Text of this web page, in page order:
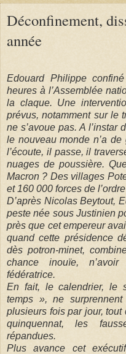
Déconfinement,
année
Edouard Philippe
heures à l’Assemblée
la claque. Une
prévus, notamment sur le
ne s’avoue pas. A l’instar
le nouveau monde n’a
l’écoute, il passe, il
nuages de poussière.
Macron ? Des villages
et 160 000 forces de
D’après Nicolas Beytout,
peste née sous Justinien
près que cet empereur
quand cette présidence
dès potron-minet,
chance inouïe,
fédératrice.
En fait, le calendrier, le
temps », ne
plusieurs fois par jour, tout
quinquennat, les
répandues.
Plus avance cet